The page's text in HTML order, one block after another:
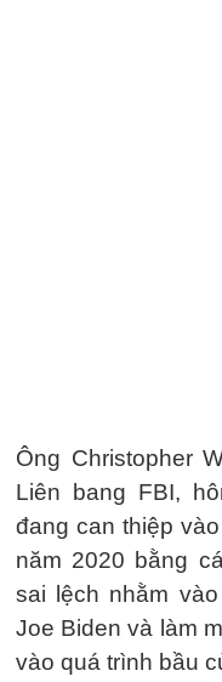
Ông Christopher
Liên bang FBI,
đang can thiệp
năm 2020 bằng
sai lệch nhằm
Joe Biden và làm
vào quá trình bầu